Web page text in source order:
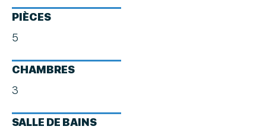
PIÈCES
5
CHAMBRES
3
SALLE DE BAINS